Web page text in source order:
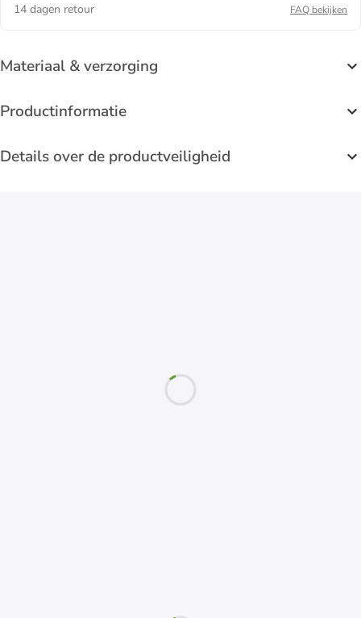
14 dagen retour
FAQ bekijken
Materiaal & verzorging
Productinformatie
Details over de productveiligheid